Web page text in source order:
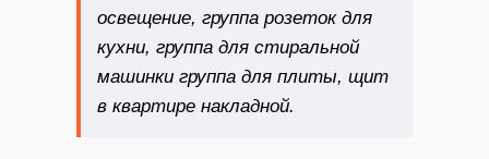
освещение, группа розеток для
кухни, группа для стиральной
машинки группа для плиты, щит
в квартире накладной.